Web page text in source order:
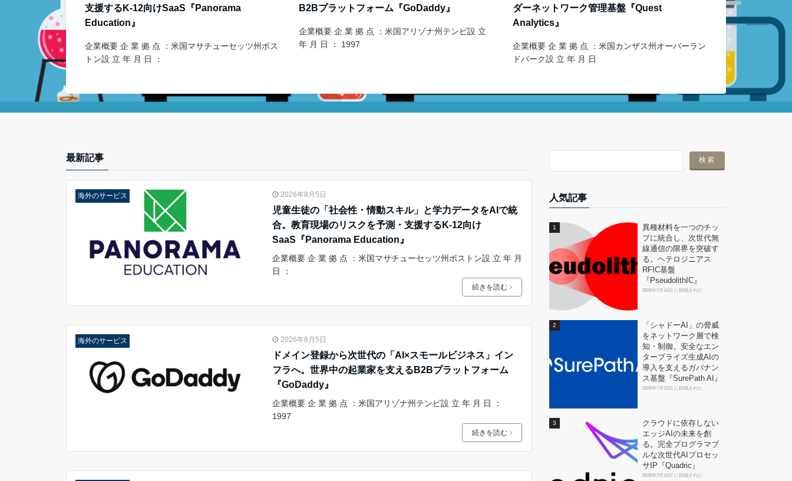
支援するK-12向けSaaS『Panorama
Education』
企業概要 企 業 拠 点 ：米国マサチューセッツ州ボス
トン設 立 年 月 日 ：
B2Bプラットフォーム『GoDaddy』
企業概要 企 業 拠 点 ：米国アリゾナ州テンピ設 立
年 月 日 ： 1997
ダーネットワーク管理基盤『Quest
Analytics』
企業概要 企 業 拠 点 ：米国カンザス州オーバーラン
ドパーク設 立 年 月 日
最新記事
海外のサービス 2026年8月5日
児童生徒の「社会性・情動スキル」と学力データをAIで統
合。教育現場のリスクを予測・支援するK-12向け
SaaS『Panorama Education』
企業概要 企 業 拠 点 ：米国マサチューセッツ州ボストン設 立 年 月
日 ：
続きを読む
海外のサービス 2026年8月5日
ドメイン登録から次世代の「AI×スモールビジネス」イン
フラへ。世界中の起業家を支えるB2Bプラットフォーム
『GoDaddy』
企業概要 企 業 拠 点 ：米国アリゾナ州テンピ設 立 年 月 日 ：
1997
続きを読む
人気記事
異種材料を一つのチッ
プに統合し、次世代無
線通信の限界を突破す
る。ヘテロジニアス
RFIC基盤
『PseudolithIC』
2026年7月14日 に投稿された
「シャドーAI」の脅威
をネットワーク層で検
知・制御。安全なエン
タープライズ生成AIの
導入を支えるガバナン
ス基盤『SurePath AI』
2026年7月23日 に投稿された
クラウドに依存しない
エッジAIの未来を創
る。完全プログラマブ
ルな次世代AIプロセッ
サIP『Quadric』
2026年7月14日 に投稿された